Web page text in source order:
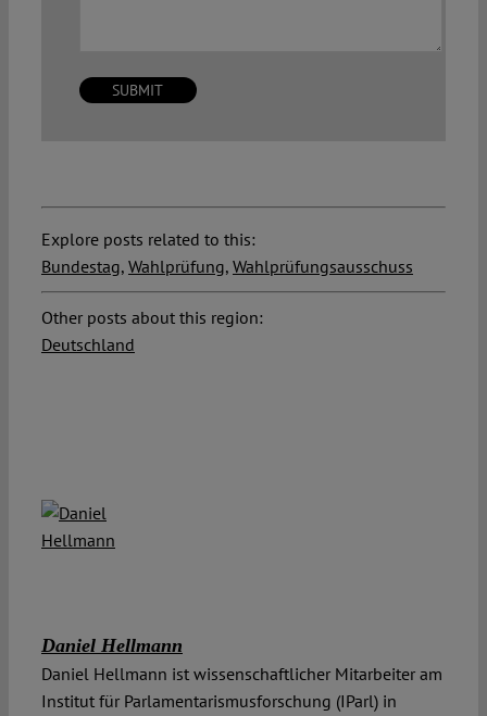
Explore posts related to this:
Bundestag, Wahlprüfung, Wahlprüfungsausschuss
Other posts about this region:
Deutschland
Daniel Hellmann
Daniel Hellmann ist wissenschaftlicher Mitarbeiter am
Institut für Parlamentarismusforschung (IParl) in